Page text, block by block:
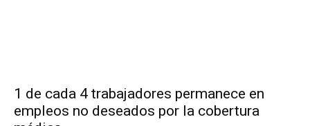
1 de cada 4 trabajadores permanece en
empleos no deseados por la cobertura